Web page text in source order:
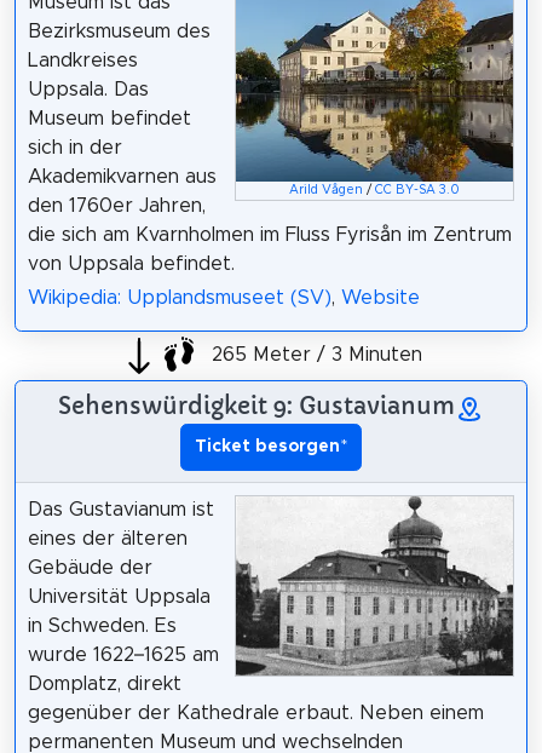
Arild Vågen /CC BY-SA 3.0
Bezirksmuseum des
Landkreises
Uppsala. Das
Museum befindet
sich in der
Akademikvarnen aus
den 1760er Jahren,
die sich am Kvarnholmen im Fluss Fyrisån im Zentrum
von Uppsala befindet.
Wikipedia: Upplandsmuseet (SV), Website
265 Meter / 3 Minuten
Sehenswürdigkeit 9: Gustavianum
Ticket besorgen*
Das Gustavianum ist
eines der älteren
Gebäude der
Universität Uppsala
in Schweden. Es
wurde 1622–1625 am
Domplatz, direkt
gegenüber der Kathedrale erbaut. Neben einem
permanenten Museum und wechselnden